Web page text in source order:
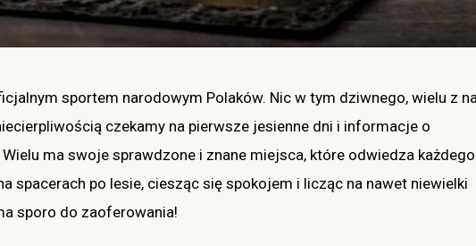
sportem narodowym Polaków. Nic w tym dziwnego, wielu z
czekamy na pierwsze jesienne dni i informacje o
ma swoje sprawdzone i znane miejsca, które odwiedza każdego
spacerach po lesie, ciesząc się spokojem i licząc na nawet niewielki
sporo do zaoferowania!